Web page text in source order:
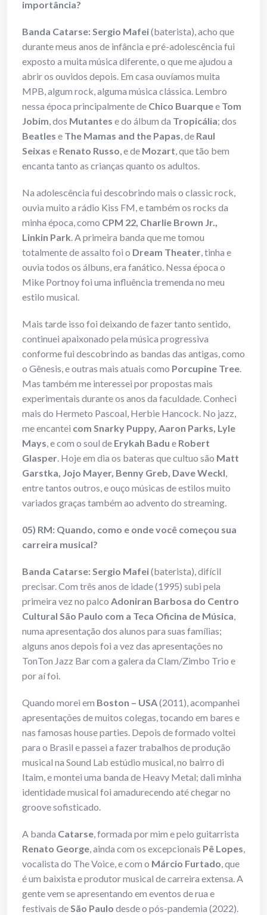
importância?
Banda Catarse: Sergio Mafei(baterista), acho que
durante meus anos de infância e pré-adolescência fui
exposto a muita música diferente, o que me ajudou a
abrir os ouvidos depois. Em casa ouvíamos muita
MPB, algum rock, alguma música clássica. Lembro
nessa época principalmente de Chico Buarquee Tom
Jobim, dos Mutantes e do álbum da Tropicália; dos
Beatles e The Mamas and the Papas, de Raul
Seixas e Renato Russo, e de Mozart, que tão bem
encanta tanto as crianças quanto os adultos.
Na adolescência fui descobrindo mais o classic rock,
ouvia muito a rádio Kiss FM, e também os rocks da
minha época, como CPM 22, Charlie Brown Jr.,
Linkin Park. A primeira banda que me tomou
totalmente de assalto foi o Dream Theater, tinha e
ouvia todos os álbuns, era fanático. Nessa época o
Mike Portnoy foi uma influência tremenda no meu
estilo musical.
Mais tarde isso foi deixando de fazer tanto sentido,
continuei apaixonado pela música progressiva
conforme fui descobrindo as bandas das antigas, como
o Gênesis, e outras mais atuais como Porcupine Tree.
Mas também me interessei por propostas mais
experimentais durante os anos da faculdade. Conheci
mais do Hermeto Pascoal, Herbie Hancock. No jazz,
me encantei com Snarky Puppy, Aaron Parks, Lyle
Mays, e com o soul de Erykah Badu e Robert
Glasper. Hoje em dia os bateras que cultuo são Matt
Garstka, Jojo Mayer, Benny Greb, Dave Weckl,
entre tantos outros, e ouço músicas de estilos muito
variados graças também ao advento do streaming.
05) RM: Quando, como e onde você começou sua
carreira musical?
Banda Catarse: Sergio Mafei(baterista), difícil
precisar. Com três anos de idade (1995) subi pela
primeira vez no palco Adoniran Barbosa do Centro
Cultural São Paulo com a Teca Oficina de Música,
numa apresentação dos alunos para suas famílias;
alguns anos depois foi a vez das apresentações no
TonTon Jazz Bar com a galera da Clam/Zimbo Trio e
por aí foi.
Quando morei em Boston – USA(2011), acompanhei
apresentações de muitos colegas, tocando em bares e
nas famosas house parties. Depois de formado voltei
para o Brasil e passei a fazer trabalhos de produção
musical na Sound Lab estúdio musical, no bairro di
Itaim, e montei uma banda de Heavy Metal; dali minha
identidade musical foi amadurecendo até chegar no
groove sofisticado.
A banda Catarse, formada por mim e pelo guitarrista
Renato George, ainda com os excepcionais Pê Lopes,
vocalista do The Voice, e com o Márcio Furtado, que
é um baixista e produtor musical de carreira extensa. A
gente vem se apresentando em eventos de rua e
festivais deSão Paulo desde o pós-pandemia (2022).